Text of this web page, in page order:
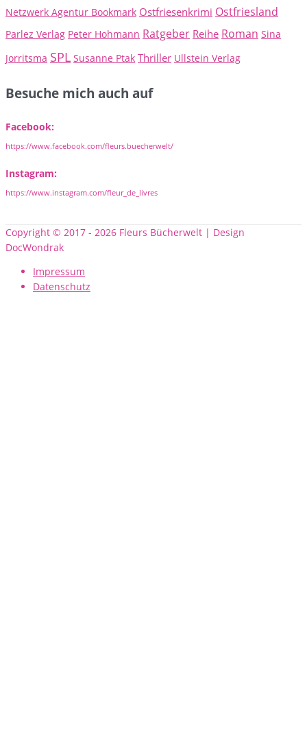
Netzwerk Agentur Bookmark Ostfriesenkrimi Ostfriesland
Parlez Verlag Peter Hohmann Ratgeber Reihe Roman Sina
Jorritsma SPL Susanne Ptak Thriller Ullstein Verlag
Besuche mich auch auf
Facebook:
https://www.facebook.com/fleurs.buecherwelt/
Instagram:
https://www.instagram.com/fleur_de_livres
Copyright © 2017 - 2026 Fleurs Bücherwelt | Design
DocWondrak
Impressum
Datenschutz